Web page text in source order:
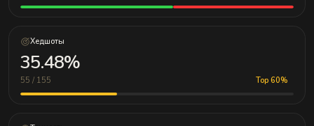
Хедшоты
35.48%
55 / 155 Top 60%